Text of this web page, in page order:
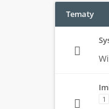
Tematy
1